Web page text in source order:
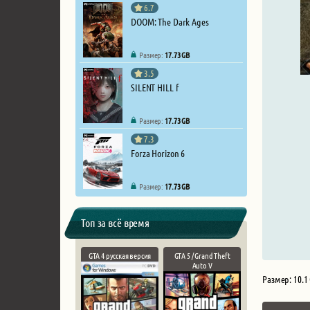
6.7
DOOM: The Dark Ages
Размер: 17.73 GB
3.5
SILENT HILL f
Размер: 17.73 GB
7.3
Forza Horizon 6
Размер: 17.73 GB
Топ за всё время
GTA 4 русская версия
GTA 5 / Grand Theft
Auto V
Размер: 10.1